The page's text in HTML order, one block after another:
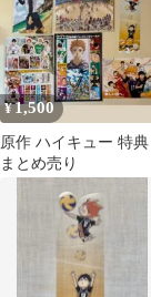
¥1,500
原作 ハイキュー 特典
まとめ売り